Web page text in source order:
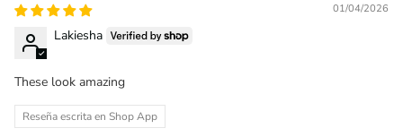
01/04/2026
Lakiesha
These look amazing
Reseña escrita en Shop App